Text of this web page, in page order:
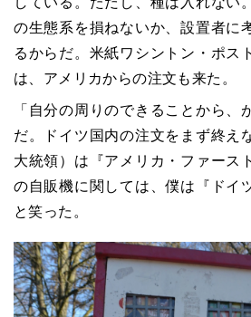
の生態系を損ねないか、設置者に
るからだ。米紙ワシントン・ポス
は、アメリカからの注文も来た。
「自分の周りのできることから、
だ。ドイツ国内の注文をまず終え
大統領）は『アメリカ・ファース
の自販機に関しては、僕は『ドイ
と笑った。